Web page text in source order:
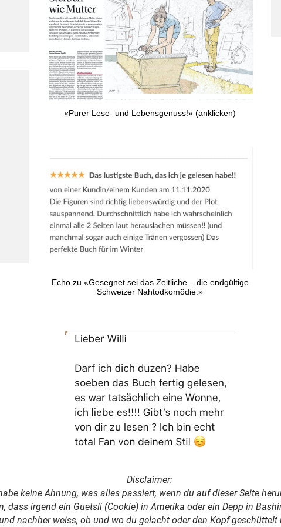
«Purer Lese- und Lebensgenuss!» (anklicken)
Echo zu «Gesegnet sei das Zeitliche – die endgültige
Schweizer Nahtodkomödie.»
Disclaimer:
keine Ahnung, was alles passiert, wenn du auf dieser Seite
dass irgend ein Guetsli (Cookie) in Amerika oder ein Depp in
nachher weiss, ob und wo du gelacht oder den Kopf geschüttelt